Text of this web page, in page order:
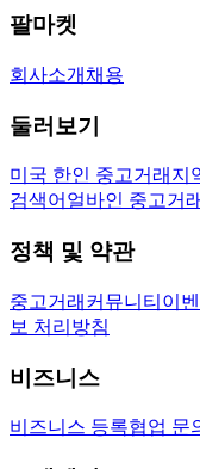
팔마켓
회사소개 채용
둘러보기
미국 한인 중고거래 지
검색어 얼바인 중고거래
정책 및 약관
중고거래 커뮤니티 이
보 처리방침
비즈니스
비즈니스 등록협업 문